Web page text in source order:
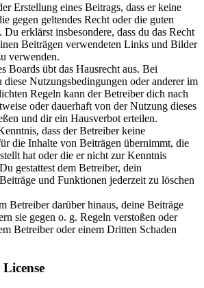
Erstellung eines Beitrags, dass er keine
gegen geltendes Recht oder die guten
Du erklärst insbesondere, dass du das Recht
Beiträgen verwendeten Links und Bilder
verwenden.
Boards übt das Hausrecht aus. Bei
diese Nutzungsbedingungen oder anderer im
Regeln kann der Betreiber dich nach
oder dauerhaft von der Nutzung dieses
und dir ein Hausverbot erteilen.
dass der Betreiber keine
die Inhalte von Beiträgen übernimmt, die
hat oder die er nicht zur Kenntnis
gestattest dem Betreiber, dein
und Funktionen jederzeit zu löschen
Betreiber darüber hinaus, deine Beiträge
sie gegen o. g. Regeln verstoßen oder
Betreiber oder einem Dritten Schaden